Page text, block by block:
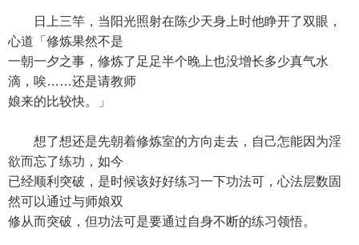
日上三竿，当阳光照射在陈少天身上时他睁开了双眼，
心道「修炼果然不是
一朝一夕之事，修炼了足足半个晚上也没增长多少真气水
滴，唉……还是请教师
娘来的比较快。」
想了想还是先朝着修炼室的方向走去，自己怎能因为淫
欲而忘了练功，如今
已经顺利突破，是时候该好好练习一下功法可，心法层数固
然可以通过与师娘双
修从而突破，但功法可是要通过自身不断的练习领悟。